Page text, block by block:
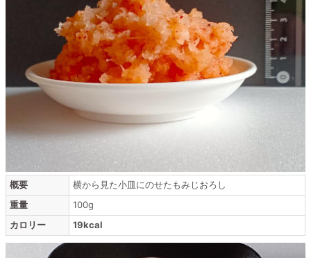
概要
横から見た小皿にのせたもみじおろし
重量
100g
カロリー
19kcal